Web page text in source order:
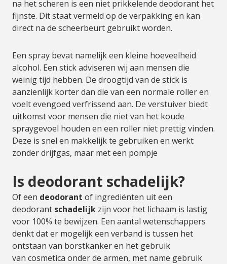
na het scheren is een niet prikkelende deodorant het
fijnste. Dit staat vermeld op de verpakking en kan
direct na de scheerbeurt gebruikt worden.
Een spray bevat namelijk een kleine hoeveelheid
alcohol. Een stick adviseren wij aan mensen die
weinig tijd hebben. De droogtijd van de stick is
aanzienlijk korter dan die van een normale roller en
voelt evengoed verfrissend aan. De verstuiver biedt
uitkomst voor mensen die niet van het koude
spraygevoel houden en een roller niet prettig vinden.
Deze is snel en makkelijk te gebruiken en werkt
zonder drijfgas, maar met een pompje
Is deodorant schadelijk?
Of een deodorant of ingrediënten uit een
deodorant schadelijk zijn voor het lichaam is lastig
voor 100% te bewijzen. Een aantal wetenschappers
denkt dat er mogelijk een verband is tussen het
ontstaan van borstkanker en het gebruik
van cosmetica onder de armen, met name gebruik